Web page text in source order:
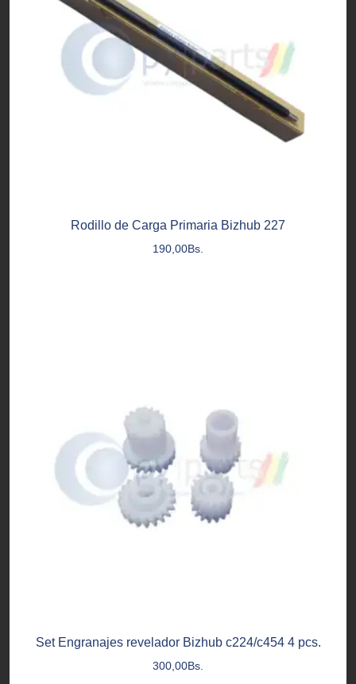
Rodillo de Carga Primaria Bizhub 227
190,00Bs.
Set Engranajes revelador Bizhub c224/c454 4 pcs.
300,00Bs.